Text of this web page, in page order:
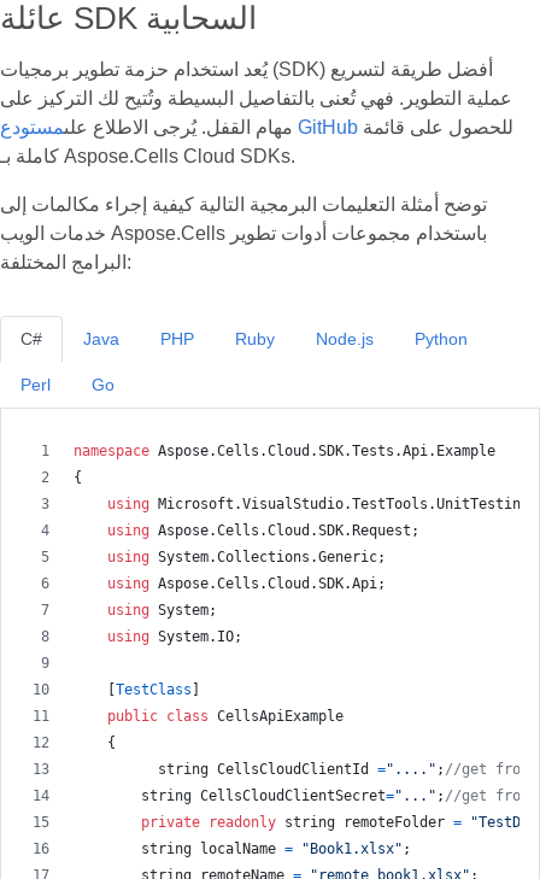
عائلة SDK السحابية
يُعد استخدام حزمة تطوير برمجيات (SDK) أفضل طريقة لتسريع
عملية التطوير. فهي تُعنى بالتفاصيل البسيطة وتُتيح لك التركيز على
مهام القفل. يُرجى الاطلاع على مستودع GitHub
كاملة بـ Aspose.Cells Cloud SDKs.
توضح أمثلة التعليمات البرمجية التالية كيفية إجراء مكالمات إلى
خدمات الويب Aspose.Cells باستخدام مجموعات أدوات تطوير
البرامج المختلفة:
C#
namespace Aspose.Cells .Cloud .SDK.Tests .Api. Example
{
using
Microsoft .VisualStudio.TestTools .UnitTesting
using Aspose.Cells .Cloud .SDK. Request ;
using System.Collections .Generic;
using Aspose.Cells .Cloud .SDK.Api;
using System;
using System. IO;
TestClass
public class CellsApiExample
{
string CellsCloudClientId ="...." ; //get from
string CellsCloudClientSecret="..." ; //get from
private
readonly string remoteFolder =
string
localName = "Book1.xlsx" ;
string
remoteName = "remote_book1.xlsx" ;
Java PHP Ruby Node.js Python
Perl Go